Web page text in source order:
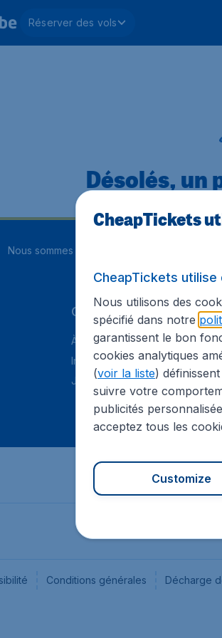
Réserver des vols
Désolés, un
Nous sommes notés
CheapTickets.be
À propos
Information Légale
Jobs
Conditions générales Décharge
CheapTickets
CheapTickets utilise
Nous utilisons des
spécifié dans notre
garantissent le bon
cookies analytiques
(voir la liste)
suivre votre
publicités
acceptez tous les
Customize